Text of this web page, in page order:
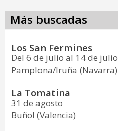
Más buscadas
Los San Fermines
Del 6 de julio al 14 de julio
Pamplona/Iruña (Navarra)
La Tomatina
31 de agosto
Buñol (Valencia)